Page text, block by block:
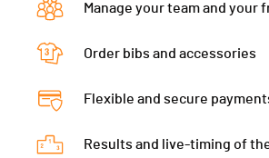
Manage your team and your
Order bibs and accessories
Flexible and secure
Results and live-timing of